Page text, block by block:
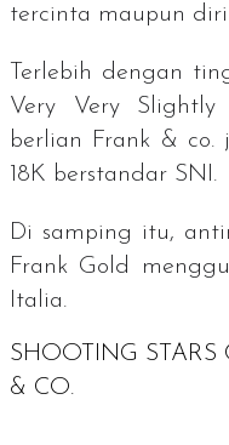
tercinta maupun diri
Terlebih dengan
Very Very Slightly
berlian Frank &
18K berstandar SNI.
Di samping itu,
Frank Gold
Italia.
SHOOTING
& CO.